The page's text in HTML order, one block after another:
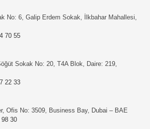
No: 6, Galip Erdem Sokak, İlkbahar Mahallesi,
70 55
Sokak No: 20, T4A Blok, Daire: 219,
22 33
Ofis No: 3509, Business Bay, Dubai – BAE
30